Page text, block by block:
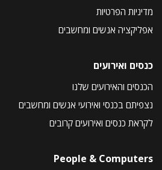
מדיניות הפרטיות
אפליקציה אנשים ומחשבים
כנסים ואירועים
הכנסים והאירועים שלנו
נצפיתם בכנסי ואירועי אנשים ומחשבים
לקראת כנסים ואירועים קרובים
People & Computers